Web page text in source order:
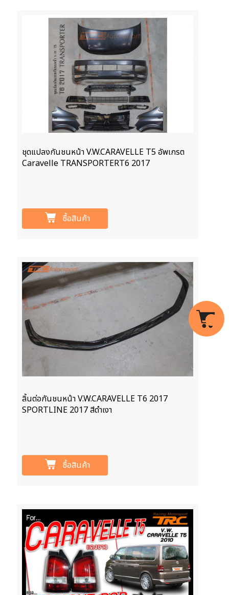
ชุดแปลงกันชนหน้า V.W.CARAVELLE T5 อัพเกรต
Caravelle TRANSPORTERT6 2017
ซื้อสินค้า
ลิ้นต่อกันชนหน้า V.W.CARAVELLE T6 2017
SPORTLINE 2017 สีดำเงา
ซื้อสินค้า